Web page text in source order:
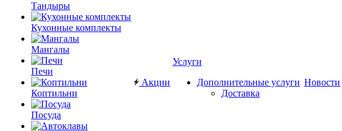
Тандыры
Кухонные комплекты
Мангалы
Печи
Коптильни
Посуда
Акции
Услуги
Дополнительные услуги
Доставка
Новости